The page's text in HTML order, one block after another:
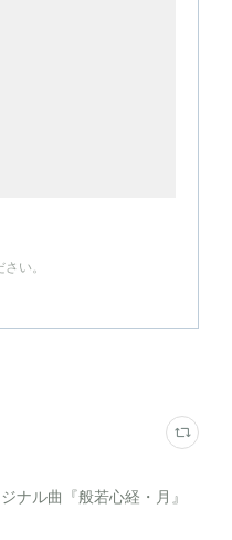
い。
ナル曲『般若心経・月』